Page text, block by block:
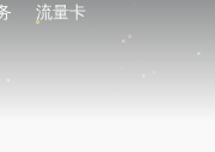
流量卡